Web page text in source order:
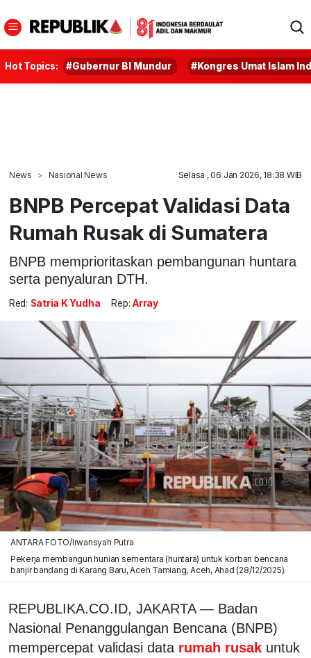
Hot Topics: #Gubernur BI Mundur #Kongres Umat Islam
News Nasional News Selasa , 06 Jan 2026, 18:38 WIB
BNPB Percepat Validasi Data
Rumah Rusak di Sumatera
BNPB memprioritaskan pembangunan huntara
serta penyaluran DTH.
Red: Satria K Yudha Rep: Array
ANTARA FOTO/Irwansyah Putra
Pekerja membangun hunian sementara (huntara) untuk korban bencana
banjir bandang di Karang Baru, Aceh Tamiang, Aceh, Ahad (28/12/2025).
REPUBLIKA.CO.ID, JAKARTA — Badan
Nasional Penanggulangan Bencana (BNPB)
mempercepat validasi data rumah rusak untuk